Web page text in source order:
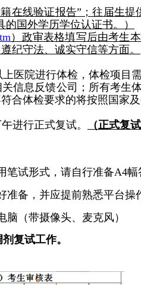
线验证报告”；往届生提
国外学历学位认证书。）
）政审表格填写后由考生
纪守法、诚实守信等方面。
医院进行体检，体检项目
信息反馈公司；所有考生
合体检要求的将按照国家及
进行正式复试。
（正式复
试形式，请自行准备A4幅
备，并应提前熟悉平台操
（带摄像头、麦克风）
复试工作。